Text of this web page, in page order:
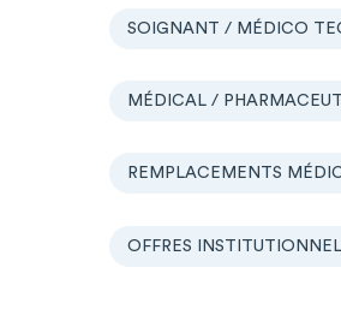
SOIGNANT / MÉDICO
MÉDICAL /
REMPLACEMENTS
OFFRES